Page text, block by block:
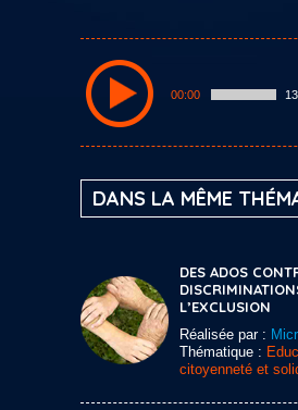
00:00
DANS LA MÊME
DES ADOS
L’EXCLUSION
Réalisée par :
Thématique :
citoyenneté et